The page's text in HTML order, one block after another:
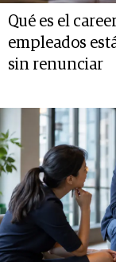
Qué es el
empleados
sin renunciar